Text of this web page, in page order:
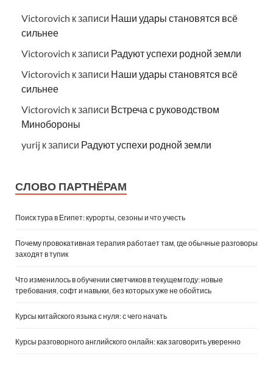
Victorovich к записи Наши удары становятся всё
сильнее
Victorovich к записи Радуют успехи родной земли
Victorovich к записи Наши удары становятся всё
сильнее
Victorovich к записи Встреча с руководством
Минобороны
yurij к записи Радуют успехи родной земли
СЛОВО ПАРТНЁРАМ
Поиск тура в Египет: курорты, сезоны и что учесть
Почему провокативная терапия работает там, где обычные разговоры
заходят в тупик
Что изменилось в обучении сметчиков в текущем году: новые
требования, софт и навыки, без которых уже не обойтись
Курсы китайского языка с нуля: с чего начать
Курсы разговорного английского онлайн: как заговорить уверенно